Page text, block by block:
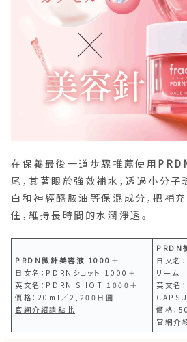
在保養最後一道步驟推薦使用
尾，其著眼於強效補水，透過小分子
白和神經醯胺油等保濕成分，把補
住，維持長時間的水潤淨透。
PRDN微針美容液 1000＋
日文名：PDRNショット 1000＋
英文名：PDRN SHOT 1000＋
價格：20ml／2,200日圓
官網介紹請點此
PRDN
日文名
リーム
英文名
價格：
官網介